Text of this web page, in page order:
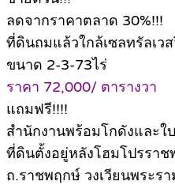
ลดจากราคาตลาด 30%!!!
ที่ดินถมแล้วใกล้เซลทรัลเว
ขนาด 2-3-73ไร่
ราคา 72,000/ ตารางวา
แถมฟรี!!!!
สำนักงานพร้อมโกดังและใ
ที่ดินตั้งอยู่หลังโฮมโปรรา
ถ.ราชพฤกษ์ วงเวียนพระร